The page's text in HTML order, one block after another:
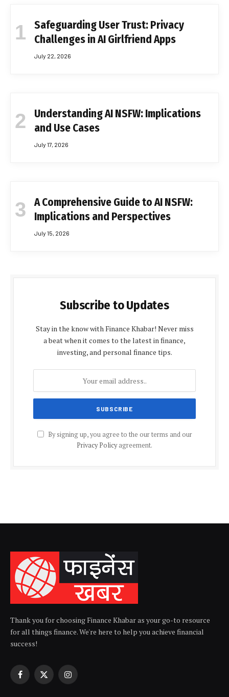
Safeguarding User Trust: Privacy
Challenges in AI Girlfriend Apps
July 22, 2026
Understanding AI NSFW: Implications
and Use Cases
July 17, 2026
A Comprehensive Guide to AI NSFW:
Implications and Perspectives
July 15, 2026
Subscribe to Updates
Stay in the know with Finance Khabar! Never miss
a beat when it comes to the latest in finance,
investing, and personal finance tips.
By signing up, you agree to the our terms and our
Privacy Policyagreement.
Thank you for choosing Finance Khabar as your go-to resource
for all things finance. We're here to help you achieve financial
success!
Facebook
X
Instagram